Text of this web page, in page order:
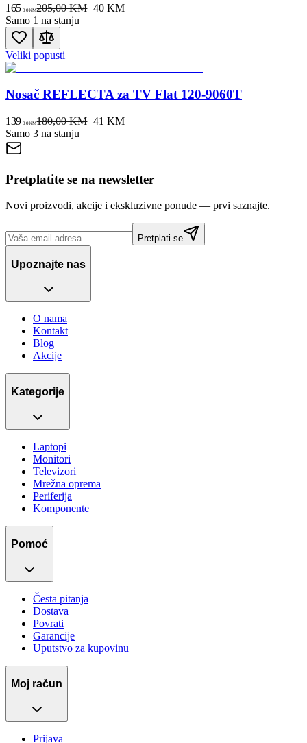
165 00KM205,00 KM−40 KM
Samo 1 na stanju
Veliki popusti
Nosač REFLECTA za TV Flat 120-9060T
139 00KM180,00 KM−41 KM
Samo 3 na stanju
Pretplatite se na newsletter
Novi proizvodi, akcije i ekskluzivne ponude — prvi saznajte.
Pretplati se
Upoznajte nas
O nama
Kontakt
Blog
Akcije
Kategorije
Laptopi
Monitori
Televizori
Mrežna oprema
Periferija
Komponente
Pomoć
Česta pitanja
Dostava
Povrati
Garancije
Uputstvo za kupovinu
Moj račun
Prijava